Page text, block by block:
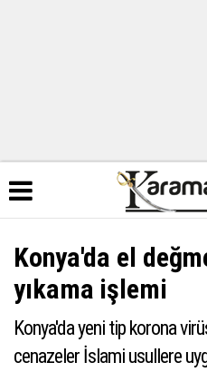
Konya'da el
yıkama işlemi
Konya'da yeni tip korona
cenazeler İslami usullere